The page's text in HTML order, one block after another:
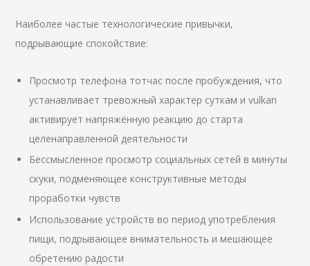
Наиболее частые технологические привычки,
подрывающие спокойствие:
Просмотр телефона тотчас после пробуждения, что
устанавливает тревожный характер суткам и vulkan
активирует напряжённую реакцию до старта
целенаправленной деятельности
Бессмысленное просмотр социальных сетей в минуты
скуки, подменяющее конструктивные методы
проработки чувств
Использование устройств во период употребления
пищи, подрывающее внимательность и мешающее
обретению радости